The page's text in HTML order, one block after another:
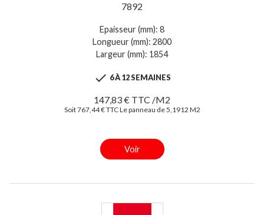
7892
Epaisseur (mm): 8
Longueur (mm): 2800
Largeur (mm): 1854
 6 À 12 SEMAINES
147,83 € TTC /M2
Soit 767,44 € TTC Le panneau de 5,1912 M2
Voir